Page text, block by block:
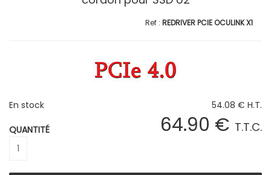
REDRIVER PCIE OCULINK X1
54.08 € H.T.
64.90 € T.T.C.
En stock
QUANTITÉ